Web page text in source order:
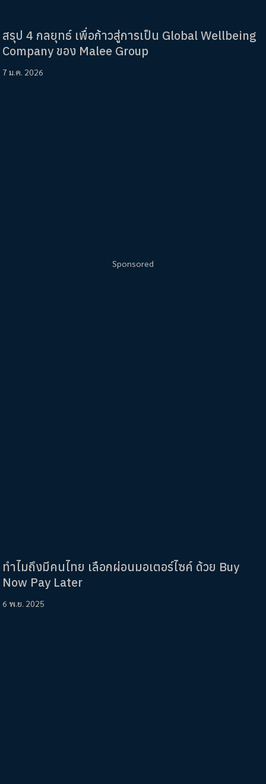
สรุป 4 กลยุทธ์ เพื่อก้าวสู่การเป็น Global Wellbeing
Company ของ Malee Group
7 ม.ค. 2026
Sponsored
ทำไมถึงมีคนไทย เลือกผ่อนมอเตอร์ไซค์ ด้วย Buy
Now Pay Later
6 พ.ย. 2025